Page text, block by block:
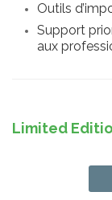
Outils
Support
aux
Limited